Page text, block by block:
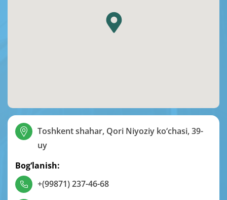
Toshkent shahar, Qori Niyoziy ko‘chasi, 39-
uy
Bog‘lanish:
+(99871) 237-46-68